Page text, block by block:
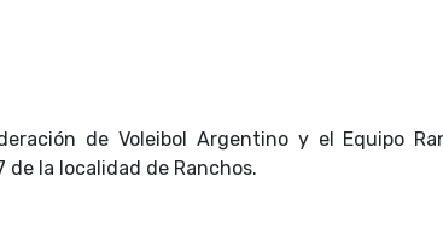
de Voleibol Argentino y el Equipo
de la localidad de Ranchos.